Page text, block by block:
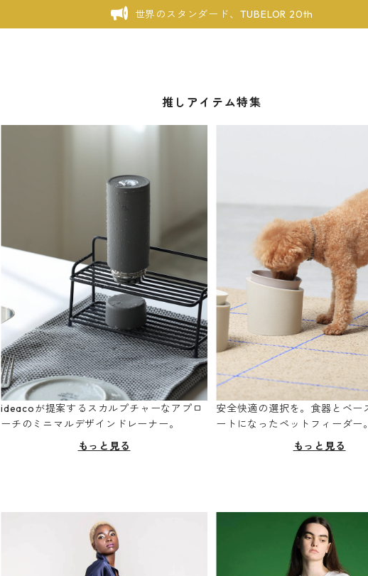
世界のスタンダード、TUBELOR 20th
推しアイテム特集
ideacoが提案するスカルプチャーなアプロ
ーチのミニマルデザインドレーナー。
もっと見る
安全快適の選択を。食器とベー
ートになったペットフィーダー。
もっと見る